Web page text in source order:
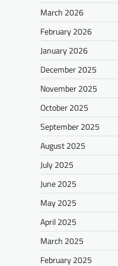
March 2026
February 2026
January 2026
December 2025
November 2025
October 2025
September 2025
August 2025
July 2025
June 2025
May 2025
April 2025
March 2025
February 2025